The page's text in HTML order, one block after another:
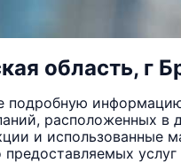
область, г
подробную
расположенных в
и использованные
предоставляемых услуг